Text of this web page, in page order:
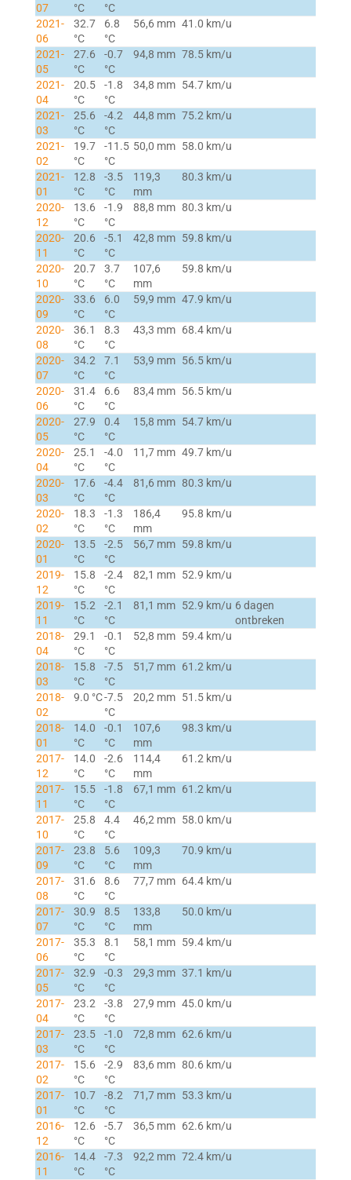
07 °C
°C
2021-
06
32.7
°C
6.8
°C
56,6 mm 41.0 km/u
2021-
05
27.6
°C
-0.7
°C
94,8 mm 78.5 km/u
2021-
04
20.5
°C
-1.8
°C
34,8 mm 54.7 km/u
2021-
03
25.6
°C
-4.2
°C
44,8 mm 75.2 km/u
2021-
02
19.7
°C
-11.5
°C
50,0 mm 58.0 km/u
2021-
01
12.8
°C
-3.5
°C
119,3
mm
80.3 km/u
2020-
12
13.6
°C
-1.9
°C
88,8 mm 80.3 km/u
2020-
11
20.6
°C
-5.1
°C
42,8 mm 59.8 km/u
2020-
10
20.7
°C
3.7
°C
107,6
mm
59.8 km/u
2020-
09
33.6
°C
6.0
°C
59,9 mm 47.9 km/u
2020-
08
36.1
°C
8.3
°C
43,3 mm 68.4 km/u
2020-
07
34.2
°C
7.1
°C
53,9 mm 56.5 km/u
2020-
06
31.4
°C
6.6
°C
83,4 mm 56.5 km/u
2020-
05
27.9
°C
0.4
°C
15,8 mm 54.7 km/u
2020-
04
25.1
°C
-4.0
°C
11,7 mm 49.7 km/u
2020-
03
17.6
°C
-4.4
°C
81,6 mm 80.3 km/u
2020-
02
18.3
°C
-1.3
°C
186,4
mm
95.8 km/u
2020-
01
13.5
°C
-2.5
°C
56,7 mm 59.8 km/u
2019-
12
15.8
°C
-2.4
°C
82,1 mm 52.9 km/u
2019-
11
15.2
°C
-2.1
°C
81,1 mm 52.9 km/u 6 dagen
ontbreken
2018-
04
29.1
°C
-0.1
°C
52,8 mm 59.4 km/u
2018-
03
15.8
°C
-7.5
°C
51,7 mm 61.2 km/u
2018-
02
9.0 °C-7.5
°C
20,2 mm 51.5 km/u
2018-
01
14.0
°C
-0.1
°C
107,6
mm
98.3 km/u
2017-
12
14.0
°C
-2.6
°C
114,4
mm
61.2 km/u
2017-
11
15.5
°C
-1.8
°C
67,1 mm 61.2 km/u
2017-
10
25.8
°C
4.4
°C
46,2 mm 58.0 km/u
2017-
09
23.8
°C
5.6
°C
109,3
mm
70.9 km/u
2017-
08
31.6
°C
8.6
°C
77,7 mm 64.4 km/u
2017-
07
30.9
°C
8.5
°C
133,8
mm
50.0 km/u
2017-
06
35.3
°C
8.1
°C
58,1 mm 59.4 km/u
2017-
05
32.9
°C
-0.3
°C
29,3 mm 37.1 km/u
2017-
04
23.2
°C
-3.8
°C
27,9 mm 45.0 km/u
2017-
03
23.5
°C
-1.0
°C
72,8 mm 62.6 km/u
2017-
02
15.6
°C
-2.9
°C
83,6 mm 80.6 km/u
2017-
01
10.7
°C
-8.2
°C
71,7 mm 53.3 km/u
2016-
12
12.6
°C
-5.7
°C
36,5 mm 62.6 km/u
2016-
11
14.4
°C
-7.3
°C
92,2 mm 72.4 km/u